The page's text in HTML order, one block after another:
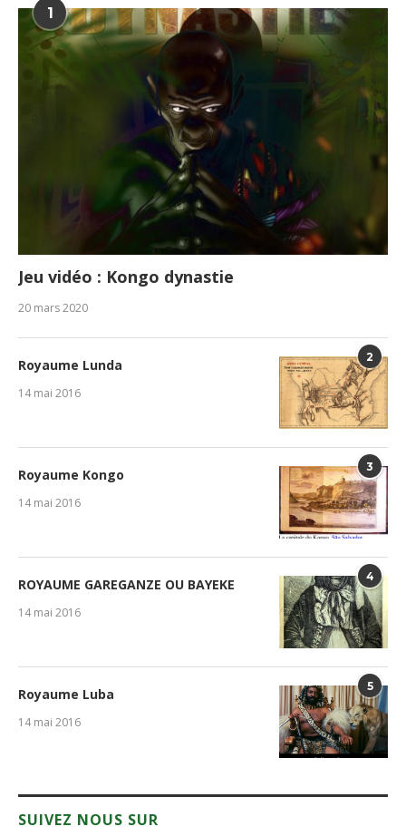
1
Jeu vidéo : Kongo dynastie
20 mars 2020
2
Royaume Lunda
14 mai 2016
3
Royaume Kongo
14 mai 2016
4
ROYAUME GAREGANZE OU BAYEKE
14 mai 2016
5
Royaume Luba
14 mai 2016
SUIVEZ NOUS SUR